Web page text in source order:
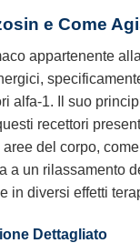
e Come
appartenente
alfa-1. Il suo
recettori
del corpo,
a un rilassamento
in diversi effetti
Dettagliato